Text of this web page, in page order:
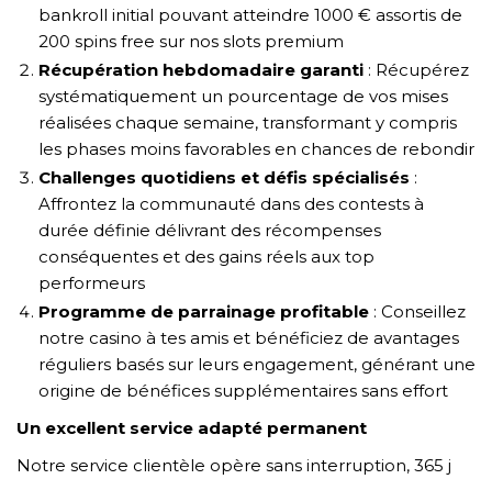
bankroll initial pouvant atteindre 1000 € assortis de
200 spins free sur nos slots premium
Récupération hebdomadaire garanti : Récupérez
systématiquement un pourcentage de vos mises
réalisées chaque semaine, transformant y compris
les phases moins favorables en chances de rebondir
Challenges quotidiens et défis spécialisés :
Affrontez la communauté dans des contests à
durée définie délivrant des récompenses
conséquentes et des gains réels aux top
performeurs
Programme de parrainage profitable : Conseillez
notre casino à tes amis et bénéficiez de avantages
réguliers basés sur leurs engagement, générant une
origine de bénéfices supplémentaires sans effort
Un excellent service adapté permanent
Notre service clientèle opère sans interruption, 365 j